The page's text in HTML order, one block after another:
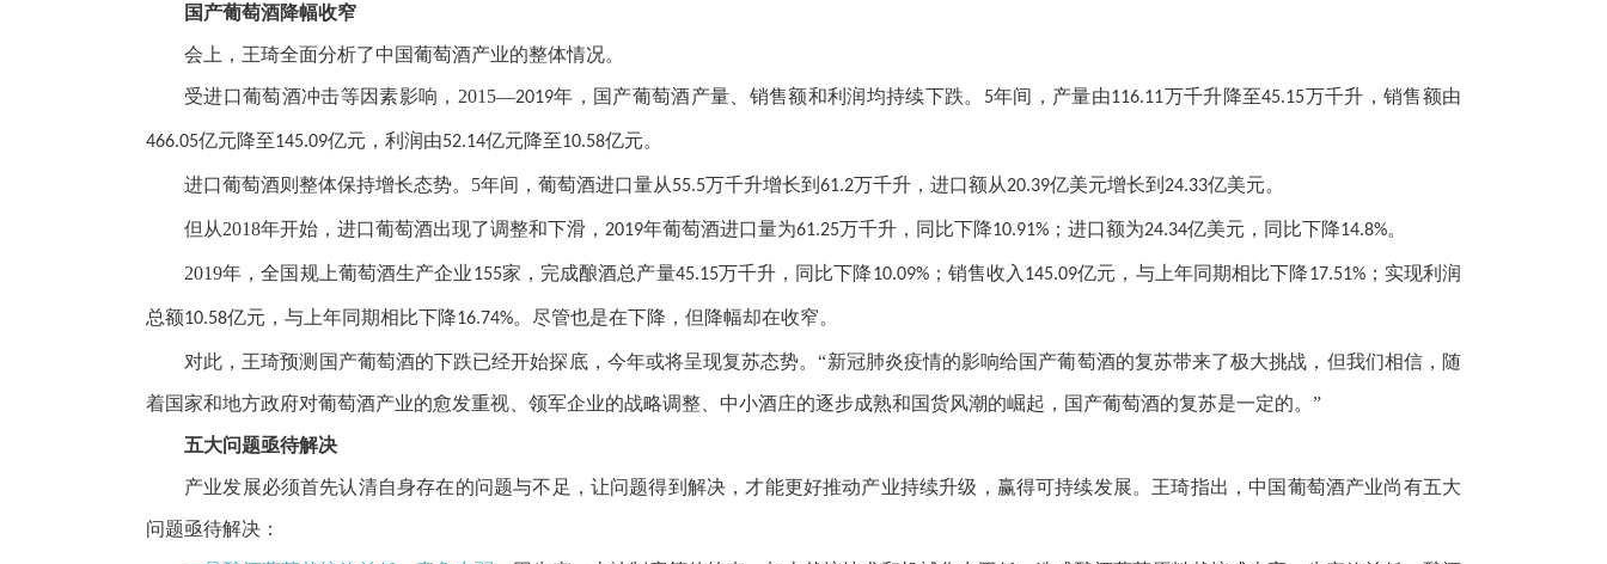
国产葡萄酒降幅收窄
会上，王琦全面分析了中国葡萄酒产业的整体情况。
受进口葡萄酒冲击等因素影响，2015—2019年，国产葡萄酒产量、销售额和利润均持续下跌。 5年间，产量由116.11万千升降至45.15万千升，销售额由
466.05亿元降至145.09亿元，利润由52.14亿元降至10.58亿元。
进口葡萄酒则整体保持增长态势。5年间，葡萄酒进口量从55.5万千升增长到 61.2万千升，进口额从20.39亿美元增长到 24.33亿美元。
但从2018年开始，进口葡萄酒出现了调整和下滑， 2019年葡萄酒进口量为61.25万千升，同比下降10.91% ；进口额为24.34亿美元，同比下降14.8%。
2019年，全国规上葡萄酒生产企业155家，完成酿酒总产量45.15万千升，同比下降10.09%；销售收入 145.09亿元，与上年同期相比下降17.51%；实现利润
总额10.58亿元，与上年同期相比下降16.74%。尽管也是在下降，但降幅却在收窄。
对此，王琦预测国产葡萄酒的下跌已经开始探底，今年或将呈现复苏态势。“新冠肺炎疫情的影响给国产葡萄酒的复苏带来了极大挑战，但我们相信，随
着国家和地方政府对葡萄酒产业的愈发重视、领军企业的战略调整、中小酒庄的逐步成熟和国货风潮的崛起，国产葡萄酒的复苏是一定的。”
五大问题亟待解决
产业发展必须首先认清自身存在的问题与不足，让问题得到解决，才能更好推动产业持续升级，赢得可持续发展。王琦指出，中国葡萄酒产业尚有五大
问题亟待解决：